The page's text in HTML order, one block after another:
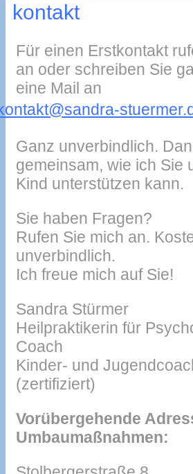
kontakt
Für einen Erstkontakt
an oder schreiben Sie
eine Mail an
Ganz unverbindlich.
gemeinsam, wie ich Sie
Kind unterstützen kann.
Sie haben Fragen?
Rufen Sie mich an.
unverbindlich.
Ich freue mich auf Sie!
Sandra Stürmer
Heilpraktikerin für
Coach
Kinder- und
(zertifiziert)
Vorübergehende
Umbaumaßnahmen: